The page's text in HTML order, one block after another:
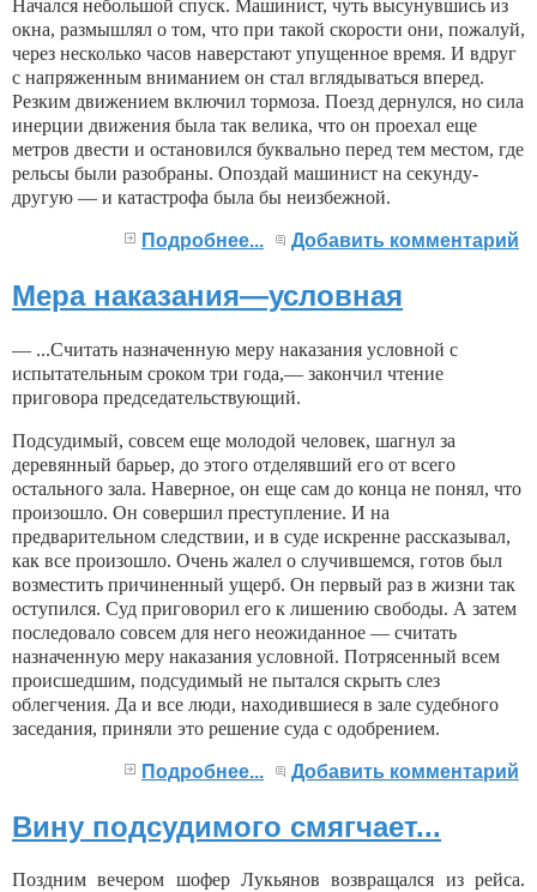
Начался небольшой спуск. Машинист, чуть высунувшись из
окна, размышлял о том, что при такой скорости они, пожалуй,
через несколько часов наверстают упущенное время. И вдруг
с напряженным вниманием он стал вглядываться вперед.
Резким дви­жением включил тормоза. Поезд дернулся, но сила
инерции движения была так велика, что он проехал еще
метров двести и остановился буквально перед тем местом, где
рельсы были разобраны. Опоздай маши­нист на секунду-
другую — и катастрофа была бы не­избежной.
Подробнее... Добавить комментарий
Мера наказания—условная
— ...Считать назначенную меру наказания услов­ной с
испытательным сроком три года,— закончил чте­ние
приговора председательствующий.
Подсудимый, совсем еще молодой человек, шагнул за
деревянный барьер, до этого отделявший его от все­го
остального зала. Наверное, он еще сам до конца не понял, что
произошло. Он совершил преступление. И на
предварительном следствии, и в суде искренне рассказывал,
как все произошло. Очень жалел о случившем­ся, готов был
возместить причиненный ущерб. Он пер­вый раз в жизни так
оступился. Суд приговорил его к лишению свободы. А затем
последовало совсем для него неожиданное — считать
назначенную меру наказания условной. Потрясенный всем
происшедшим, под­судимый не пытался скрыть слез
облегчения. Да и все люди, находившиеся в зале судебного
заседания, при­няли это решение суда с одобрением.
Подробнее... Добавить комментарий
Вину подсудимого смягчает...
Поздним вечером шофер Лукьянов возвращался из рейса.